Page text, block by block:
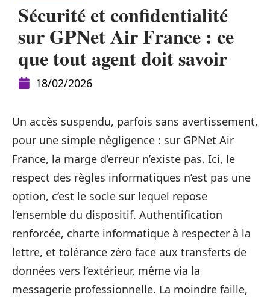
Sécurité et confidentialité
sur GPNet Air France : ce
que tout agent doit savoir
18/02/2026
Un accès suspendu, parfois sans avertissement,
pour une simple négligence : sur GPNet Air
France, la marge d’erreur n’existe pas. Ici, le
respect des règles informatiques n’est pas une
option, c’est le socle sur lequel repose
l’ensemble du dispositif. Authentification
renforcée, charte informatique à respecter à la
lettre, et tolérance zéro face aux transferts de
données vers l’extérieur, même via la
messagerie professionnelle. La moindre faille,